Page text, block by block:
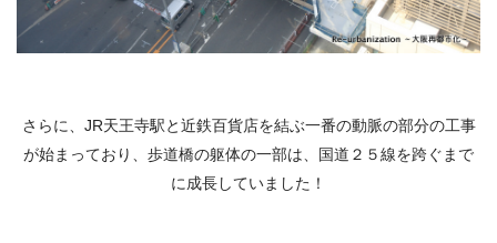
さらに、JR天王寺駅と近鉄百貨店を結ぶ一番の動脈の部分の工事
が始まっており、歩道橋の躯体の一部は、国道２５線を跨ぐまで
に成長していました！